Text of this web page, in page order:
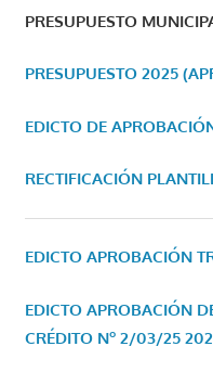
PRESUPUESTO
PRESUPUESTO 2025
EDICTO DE
RECTIFICACIÓN
EDICTO APROBACIÓN
EDICTO APROBACIÓN
CRÉDITO Nº 2/03/25